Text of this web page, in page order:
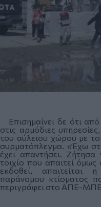
Επισημαίνει δε ότι
στις αρμόδιες
του αύλειου χώρου με
συρματόπλεγμα. «Έχω
έχει απαντήσει. Ζήτησα
τοιχίο που απαιτεί
εκδοθεί, απαιτείται
παράνομου κτίσματος
περιγράφει στο ΑΠΕ-